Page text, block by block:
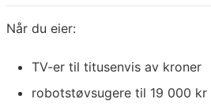
Når du eier:
TV-er til titusenvis av kroner
robotstøvsugere til 19 000 kr